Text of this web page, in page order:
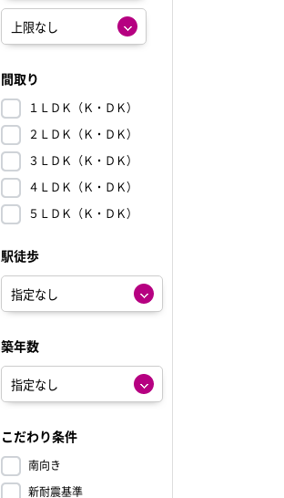
間取り
１ＬＤＫ（Ｋ・ＤＫ）
２ＬＤＫ（Ｋ・ＤＫ）
３ＬＤＫ（Ｋ・ＤＫ）
４ＬＤＫ（Ｋ・ＤＫ）
５ＬＤＫ（Ｋ・ＤＫ）
駅徒歩
築年数
こだわり条件
南向き
新耐震基準